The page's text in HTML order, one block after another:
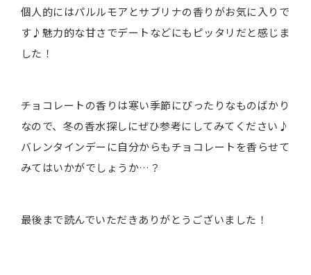
個人的にはパルルモアとサブリナの香りがお気に入りで
す♪魅力的な甘さでデートなどにもピッタリだと感じま
した！
チョコレートの香りは寒い季節にぴったりなものばかり
なので、冬の香水探しにぜひ参考にしてみてください♪
バレンタインデーに自分からもチョコレートを香らせて
みてはいかがでしょうか…？
最後まで読んでいただきありがとうございました！